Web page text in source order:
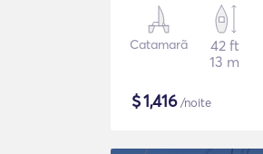
Catamarã
42 ft
13 m
$1,416/noite